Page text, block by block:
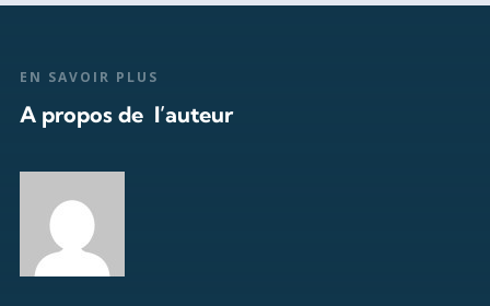
EN SAVOIR PLUS
A propos de l’auteur